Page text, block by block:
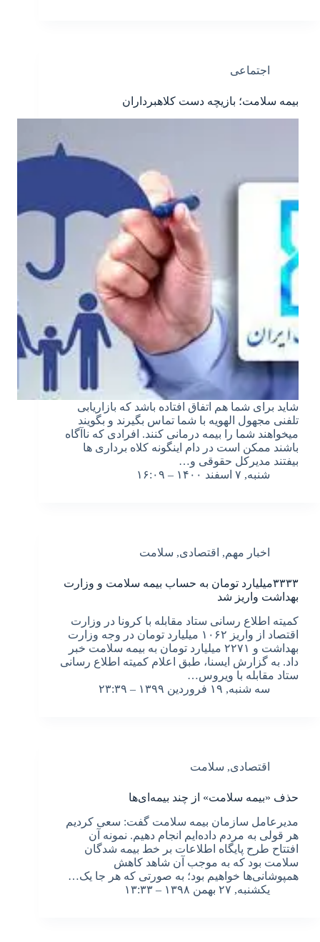
اجتماعی
بیمه سلامت؛ بازیچه دست کلاهبرداران
شاید برای شما هم اتفاق افتاده باشد که بازاریابی
تلفنی مجهول الهویه با شما تماس بگیرند و بگویند
میخواهند شما را بیمه درمانی کنند. افرادی که ناآگاه
باشند ممکن است در دام اینگونه کلاه برداری ها
بیفتند مدیرکل حقوقی و…
شنبه, ۷ اسفند ۱۴۰۰ – ۱۶:۰۹
اخبار مهم, اقتصادی, سلامت
۳۳۳۳میلیارد تومان به حساب بیمه سلامت و وزارت
بهداشت واریز شد
کمیته اطلاع رسانی ستاد مقابله با کرونا در وزارت
اقتصاد از واریز ۱۰۶۲ میلیارد تومان در وجه وزارت
بهداشت و ۲۲۷۱ میلیارد تومان به بیمه سلامت خبر
داد. به گزارش ایسنا، طبق اعلام کمیته اطلاع رسانی
ستاد مقابله با ویروس…
سه شنبه, ۱۹ فروردین ۱۳۹۹ – ۲۳:۳۹
اقتصادی, سلامت
حذف «بیمه سلامت» از چند بیمه‌ای‌ها
مدیرعامل سازمان بیمه سلامت گفت: سعی کردیم
هر قولی به مردم داده‌ایم انجام دهیم. نمونه آن
افتتاح طرح پایگاه اطلاعات بر خط بیمه شدگان
سلامت بود که به موجب آن شاهد کاهش
همپوشانی‌ها خواهیم بود؛ به صورتی که هر جا یک…
یکشنبه, ۲۷ بهمن ۱۳۹۸ – ۱۳:۳۳